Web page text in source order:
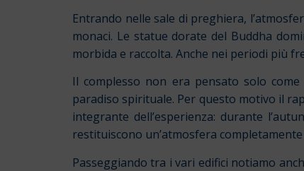
Entrando nelle sale di preghiera,
monaci. Le statue dorate del Buddha
morbida e raccolta. Anche nei periodi più
Il complesso non era pensato solo
paradiso spirituale. Per questo motivo il
integrante dell’esperienza: durante
restituiscono un’atmosfera completamente
Passeggiando tra i vari edifici notiamo